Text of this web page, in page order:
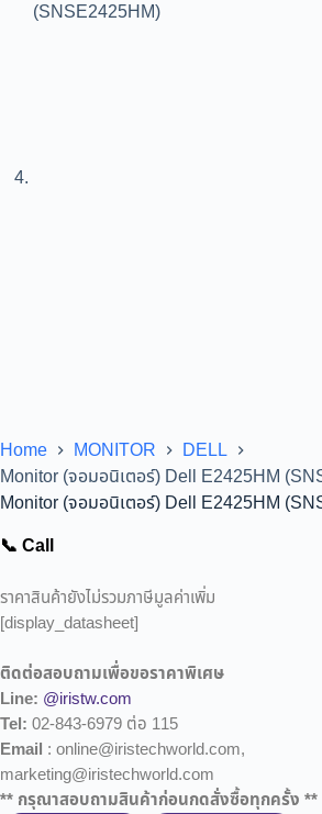
Home MONITOR
DELL
Monitor (จอมอนิเตอร์) Dell E2425HM
Monitor (จอมอนิเตอร์) Dell E2425HM
📞 Call
ราคาสินค้ายังไม่รวมภาษีมูลค่าเพิ่ม
[display_datasheet]
ติดต่อสอบถามเพื่อขอราคาพิเศษ
Line: @iristw.com
Tel: 02-843-6979 ต่อ 115
Email : online@iristechworld.com,
marketing@iristechworld.com
** กรุณาสอบถามสินค้าก่อนกดสั่งซื้อทุกครั้ง **